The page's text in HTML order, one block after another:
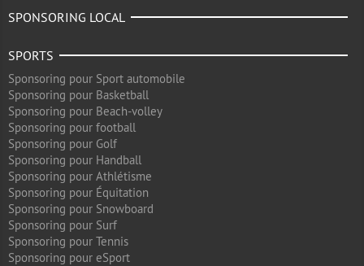
SPONSORING LOCAL
SPORTS
Sponsoring pour Sport automobile
Sponsoring pour Basketball
Sponsoring pour Beach-volley
Sponsoring pour football
Sponsoring pour Golf
Sponsoring pour Handball
Sponsoring pour Athlétisme
Sponsoring pour Équitation
Sponsoring pour Snowboard
Sponsoring pour Surf
Sponsoring pour Tennis
Sponsoring pour eSport